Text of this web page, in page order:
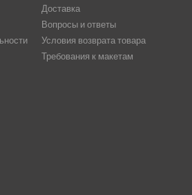
Доставка
Вопросы и ответы
Условия возврата товара
Требования к макетам